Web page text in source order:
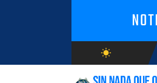
wb_sunny
AGOSTO/6/2026